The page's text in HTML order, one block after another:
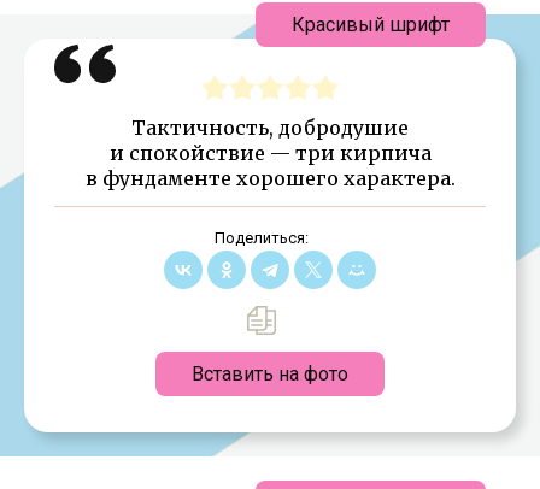
Тактичность, добродушие
и спокойствие — три кирпича
в фундаменте хорошего характера.
Поделиться:
Вставить на фото
Красивый шрифт